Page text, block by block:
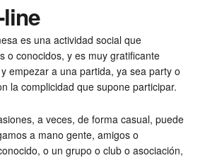
es una actividad social que
o conocidos, y es muy gratificante
empezar a una partida, ya sea party o
la complicidad que supone participar.
a veces, de forma casual, puede
a mano gente, amigos o
o un grupo o club o asociación,